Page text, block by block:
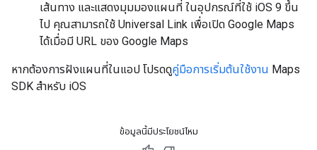
เส้นทาง และแสดงมุมมองแผนที่ ในอุปกรณ์ที่ใช้ iOS 9 ขึ้น
ไป คุณสามารถใช้ Universal Link เพื่อเปิด Google Maps
ได้เมื่อมี URL ของ Google Maps
หากต้องการฝังแผนที่ในแอป โปรดดูคู่มือการเริ่มต้นใช้งาน Maps
SDK สำหรับ iOS
ข้อมูลนี้มีประโยชน์ไหม